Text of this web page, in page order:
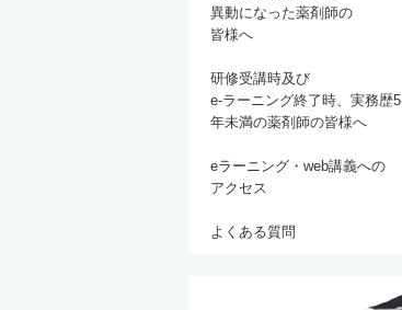
異動になった薬剤師の
皆様へ
研修受講時及び
e-ラーニング終了時、実務歴5
年未満の薬剤師の皆様へ
eラーニング・web講義への
アクセス
よくある質問